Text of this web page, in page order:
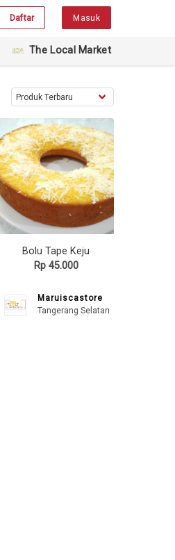
Daftar Masuk
The Local Market
Bolu Tape Keju
Rp 45.000
Maruiscastore
Tangerang Selatan